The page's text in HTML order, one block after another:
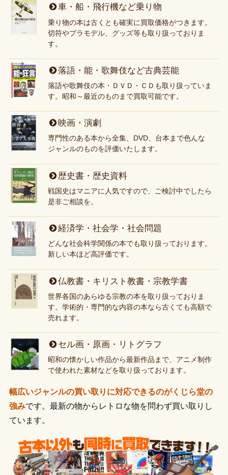
車・船・飛行機など乗り物
乗り物の本は古くとも確実に買取価格がつきます。
切符やプラモデル、グッズ等も取り扱っておりま
す。
落語・能・歌舞伎など古典芸能
落語や歌舞伎の本・ＤＶＤ・ＣＤも取り扱っていま
す。昭和～最近のものまで買取可能です。
映画・演劇
専門性のある本から全集、DVD、台本まで色んな
ジャンルのものを評価いたします。
歴史書・歴史資料
戦国史はマニアに人気ですので、ご検討中でしたら
是非ご相談を。
経済学・社会学・社会問題
どんな社会科学関係の本でも取り扱っております。
新しい本ほど高評価です。
仏教書・キリスト教書・宗教学書
世界各国のあらゆる宗教の本を取り扱っておりま
す。学術的・専門的な内容の本なら古くても高額で
売れます。
セル画・原画・リトグラフ
昭和の懐かしい作品から最新作品まで、アニメ制作
で使われた素材などを取り扱っております。
幅広いジャンルの買い取りに対応できるのがくじら堂の
強みです。最新の物からレトロな物を問わず買い取りし
ています。